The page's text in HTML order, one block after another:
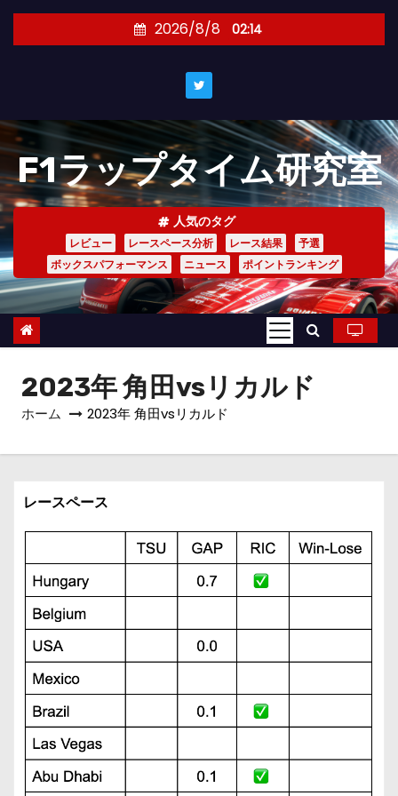
キ
ッ
プ
2026/8/8 02:14
F1ラップタイム研究室
人気のタグ
レビュー レースペース分析 レース結果
予選
ボックスパフォーマンス
ニュース ポイントランキング
2023年 角田vsリカルド
ホーム 2023年 角田vsリカルド
レースペース